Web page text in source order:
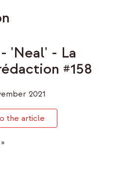
'Neal' - La
#158
2021
the article